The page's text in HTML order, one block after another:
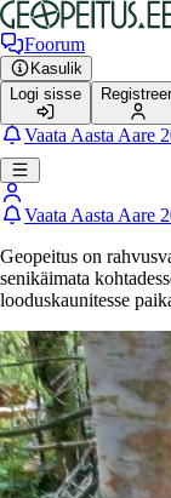
Foorum
Kasulik
Logi sisse
Vaata Aasta Aare
Vaata Aasta Aare
Geopeitus on
senikäimata
looduskaunitesse